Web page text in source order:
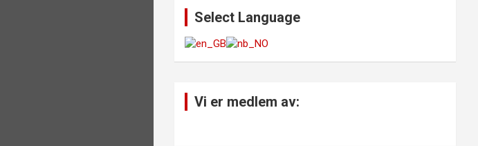
Select Language
Vi er medlem av: